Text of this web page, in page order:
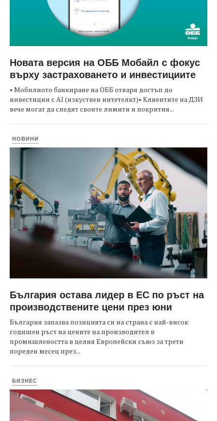
Новата версия на ОББ Мобайл с фокус
върху застраховането и инвестициите
• Мобилното банкиране на ОББ отваря достъп до
инвестиции с AI (изкуствен интетелкт)• Клиентите на ДЗИ
вече могат да следят своите лимити и покрития...
НОВИНИ
България остава лидер в ЕС по ръст на
производствените цени през юни
България запазва позицията си на страна с най-висок
годишен ръст на цените на производител в
промишлеността в целия Европейски съюз за трети
пореден месец през...
БИЗНЕС